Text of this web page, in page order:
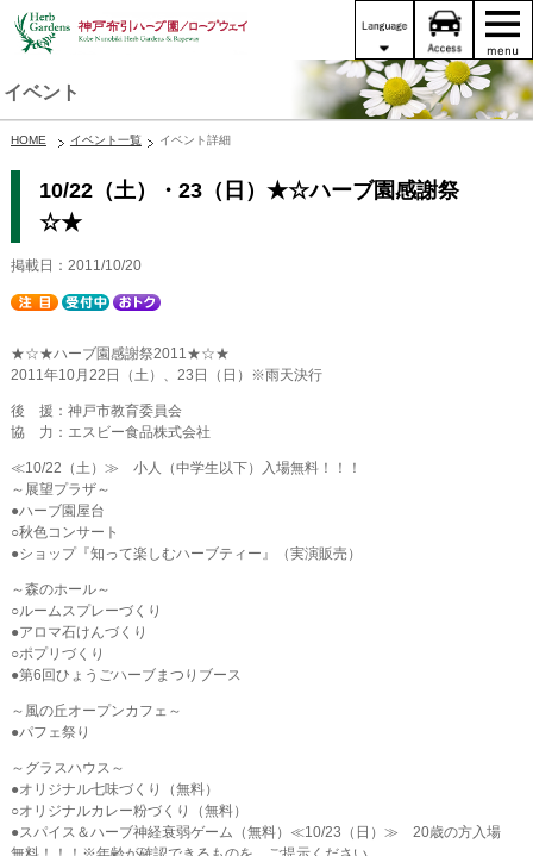
イベント
HOME イベント一覧 イベント詳細
10/22（土）・23（日）★☆ハーブ園感謝祭
☆★
掲載日：2011/10/20
★☆★ハーブ園感謝祭2011★☆★
2011年10月22日（土）、23日（日）※雨天決行
後 援：神戸市教育委員会
協 力：エスビー食品株式会社
≪10/22（土）≫ 小人（中学生以下）入場無料！！！
～展望プラザ～
●ハーブ園屋台
○秋色コンサート
●ショップ『知って楽しむハーブティー』（実演販売）
～森のホール～
○ルームスプレーづくり
●アロマ石けんづくり
○ポプリづくり
●第6回ひょうごハーブまつりブース
～風の丘オープンカフェ～
●パフェ祭り
～グラスハウス～
●オリジナル七味づくり（無料）
○オリジナルカレー粉づくり（無料）
●スパイス＆ハーブ神経衰弱ゲーム（無料）≪10/23（日）≫ 20歳の方入場